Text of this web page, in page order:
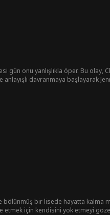
gün onu yanlışlıkla öper. Bu olay,
davranmaya başlayarak
bölünmüş bir lisede hayatta kalma
etmek için kendisini yok etmeyi